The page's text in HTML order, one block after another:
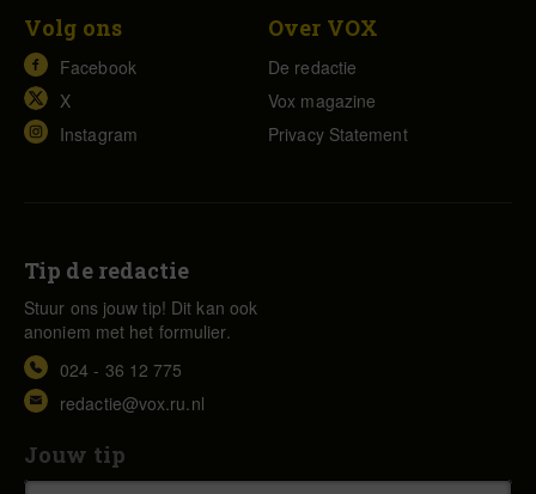
Volg ons
Facebook
X
Instagram
Over VOX
De redactie
Vox magazine
Privacy Statement
Tip de redactie
Stuur ons jouw tip! Dit kan ook
anoniem met het formulier.
024 - 36 12 775
redactie@vox.ru.nl
Jouw tip